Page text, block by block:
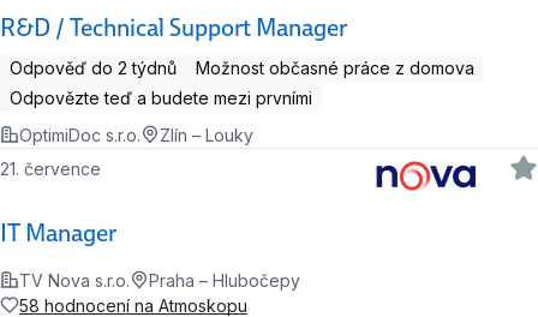
R&D / Technical Support Manager
Odpověď do 2 týdnů
Možnost občasné práce z domova
Odpovězte teď a budete mezi prvními
OptimiDoc s.r.o.
Zlín – Louky
IT Manager
21. července
TV Nova s.r.o.
Praha – Hlubočepy
58 hodnocení na Atmoskopu